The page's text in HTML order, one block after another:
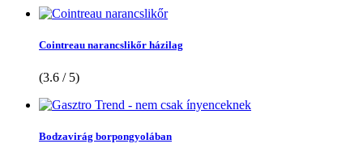
Cointreau narancslikőr házilag
(3.6 / 5)
Bodzavirág borpongyolában